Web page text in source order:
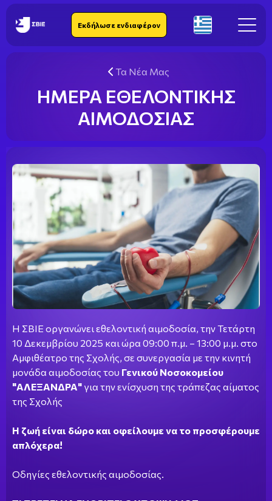
IEK SBIE Εκδήλωσε ενδιαφέρον
El
Τα Νέα Μας
ΗΜΕΡΑ ΕΘΕΛΟΝΤΙΚΗΣ
ΑΙΜΟΔΟΣΙΑΣ
Η ΣΒΙΕ οργανώνει εθελοντική αιμοδοσία, την Τετάρτη
10 Δεκεμβρίου 2025 και ώρα 09:00 π.μ. – 13:00 μ.μ. στο
Αμφιθέατρο της Σχολής, σε συνεργασία με την κινητή
μονάδα αιμοδοσίας του Γενικού Νοσοκομείου
"ΑΛΕΞΑΝΔΡΑ" για την ενίσχυση της τράπεζας αίματος
της Σχολής
Η ζωή είναι δώρο και οφείλουμε να το προσφέρουμε
απλόχερα!
Οδηγίες εθελοντικής αιμοδοσίας.